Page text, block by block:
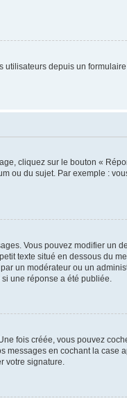
depuis un
cliquez sur le bouton «
ou du sujet. Par exemple :
Vous pouvez modifier un
texte situé en dessous du
un modérateur ou un
une réponse a été publiée.
fois créée, vous pouvez
messages en cochant la case
votre signature.